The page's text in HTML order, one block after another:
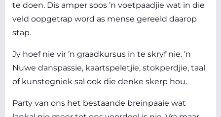
te doen. Dis amper soos ’n voetpaadjie wat in die
veld oopgetrap word as mense gereeld daarop
stap.
Jy hoef nie vir ’n graadkursus in te skryf nie. ’n
Nuwe danspassie, kaartspeletjie, stokperdjie, taal
of kunstegniek sal ook die denke skerp hou.
Party van ons het bestaande breinpaaie wat